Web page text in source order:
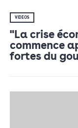
VIDÉOS
"La crise
commence
fortes du